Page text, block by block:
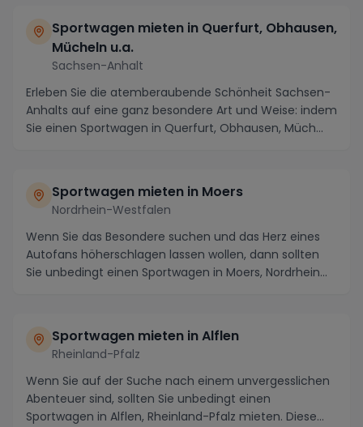
Sportwagen mieten in Querfurt, Obhausen,
Mücheln u.a.
Sachsen-Anhalt
Erleben Sie die atemberaubende Schönheit Sachsen-
Anhalts auf eine ganz besondere Art und Weise: indem
Sie einen Sportwagen in Querfurt, Obhausen, Müch...
Sportwagen mieten in Moers
Nordrhein-Westfalen
Wenn Sie das Besondere suchen und das Herz eines
Autofans höherschlagen lassen wollen, dann sollten
Sie unbedingt einen Sportwagen in Moers, Nordrhein...
Sportwagen mieten in Alflen
Rheinland-Pfalz
Wenn Sie auf der Suche nach einem unvergesslichen
Abenteuer sind, sollten Sie unbedingt einen
Sportwagen in Alflen, Rheinland-Pfalz mieten. Diese